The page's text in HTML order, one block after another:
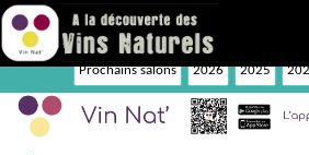
Prochains salons 2026 2025